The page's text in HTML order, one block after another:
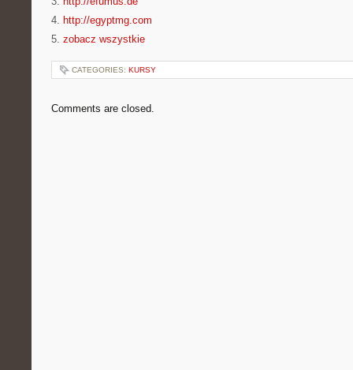
4. http://egyptmg.com
5. zobacz wszystkie
CATEGORIES: KURSY
Comments are closed.